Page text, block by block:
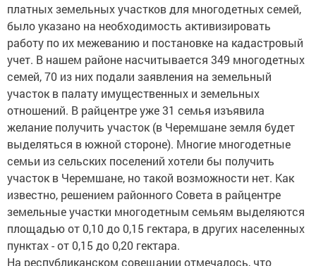
платных земельных участков для многодетных семей,
было указано на необходимость активизировать
работу по их межеванию и постановке на кадастровый
учет. В нашем районе насчитывается 349 многодетных
семей, 70 из них подали заявления на земельный
участок в палату имущественных и земельных
отношений. В райцентре уже 31 семья изъявила
желание получить участок (в Черемшане земля будет
выделяться в южной стороне). Многие многодетные
семьи из сельских поселений хотели бы получить
участок в Черемшане, но такой возможности нет. Как
известно, решением районного Совета в райцентре
земельные участки многодетным семьям выделяются
площадью от 0,10 до 0,15 гектара, в других населенных
пунктах - от 0,15 до 0,20 гектара.
На республиканском совещании отмечалось, что